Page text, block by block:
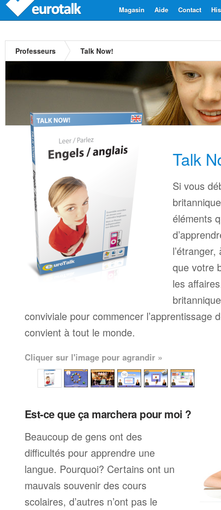
Contact
Aide
Magasin
Professeurs Talk Now!
Talk
Si vous
éléments
que votre
les
conviviale pour commencer l’apprentissage
convient à tout le monde.
Cliquer sur l'image pour agrandir »
Est-ce que ça marchera pour moi ?
Beaucoup de gens ont des
difficultés pour apprendre une
langue. Pourquoi? Certains ont un
mauvais souvenir des cours
scolaires, d’autres n’ont pas le